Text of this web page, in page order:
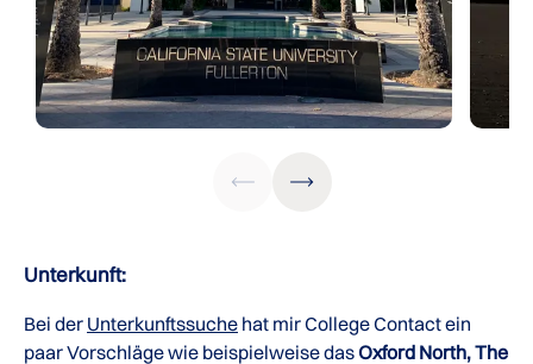
Unterkunft:
Bei der Unterkunftssuche hat mir College Contact ein
paar Vorschläge wie beispielweise dasOxford North, The